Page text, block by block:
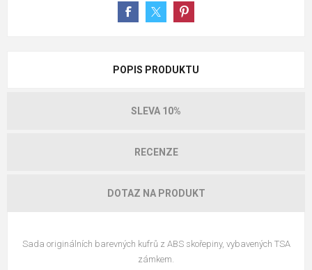
POPIS PRODUKTU
SLEVA 10%
RECENZE
DOTAZ NA PRODUKT
Sada originálních barevných kufrů z ABS skořepiny, vybavených TSA
zámkem.